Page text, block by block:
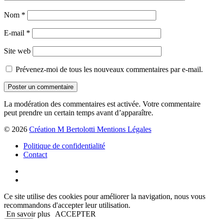
Nom *
E-mail *
Site web
Prévenez-moi de tous les nouveaux commentaires par e-mail.
La modération des commentaires est activée. Votre commentaire
peut prendre un certain temps avant d’apparaître.
© 2026 Création M Bertolotti Mentions Légales
Politique de confidentialité
Contact
Ce site utilise des cookies pour améliorer la navigation, nous vous
recommandons d'accepter leur utilisation.
En savoir plus
ACCEPTER